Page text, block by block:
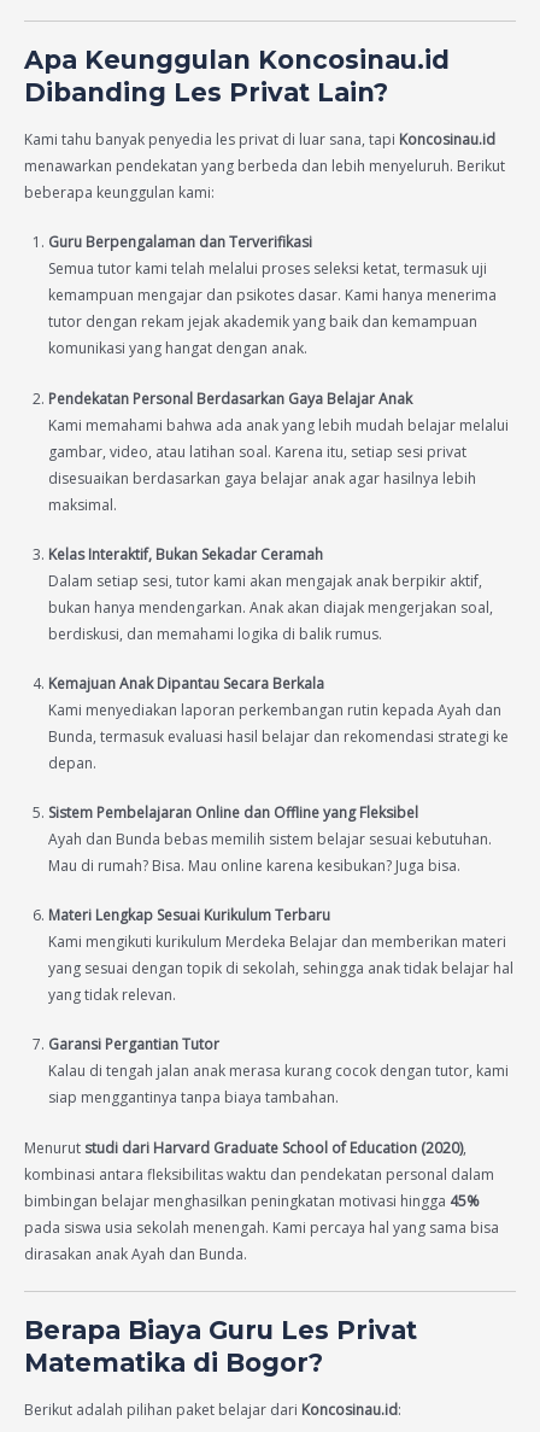
Apa Keunggulan Koncosinau.id
Dibanding Les Privat Lain?
Kami tahu banyak penyedia les privat di luar sana, tapi Koncosinau.id
menawarkan pendekatan yang berbeda dan lebih menyeluruh. Berikut
beberapa keunggulan kami:
Guru Berpengalaman dan Terverifikasi
Semua tutor kami telah melalui proses seleksi ketat, termasuk uji
kemampuan mengajar dan psikotes dasar. Kami hanya menerima
tutor dengan rekam jejak akademik yang baik dan kemampuan
komunikasi yang hangat dengan anak.
Pendekatan Personal Berdasarkan Gaya Belajar Anak
Kami memahami bahwa ada anak yang lebih mudah belajar melalui
gambar, video, atau latihan soal. Karena itu, setiap sesi privat
disesuaikan berdasarkan gaya belajar anak agar hasilnya lebih
maksimal.
Kelas Interaktif, Bukan Sekadar Ceramah
Dalam setiap sesi, tutor kami akan mengajak anak berpikir aktif,
bukan hanya mendengarkan. Anak akan diajak mengerjakan soal,
berdiskusi, dan memahami logika di balik rumus.
Kemajuan Anak Dipantau Secara Berkala
Kami menyediakan laporan perkembangan rutin kepada Ayah dan
Bunda, termasuk evaluasi hasil belajar dan rekomendasi strategi ke
depan.
Sistem Pembelajaran Online dan Offline yang Fleksibel
Ayah dan Bunda bebas memilih sistem belajar sesuai kebutuhan.
Mau di rumah? Bisa. Mau online karena kesibukan? Juga bisa.
Materi Lengkap Sesuai Kurikulum Terbaru
Kami mengikuti kurikulum Merdeka Belajar dan memberikan materi
yang sesuai dengan topik di sekolah, sehingga anak tidak belajar hal
yang tidak relevan.
Garansi Pergantian Tutor
Kalau di tengah jalan anak merasa kurang cocok dengan tutor, kami
siap menggantinya tanpa biaya tambahan.
Menurut studi dari Harvard Graduate School of Education (2020),
kombinasi antara fleksibilitas waktu dan pendekatan personal dalam
bimbingan belajar menghasilkan peningkatan motivasi hingga 45%
pada siswa usia sekolah menengah. Kami percaya hal yang sama bisa
dirasakan anak Ayah dan Bunda.
Berapa Biaya Guru Les Privat
Matematika di Bogor?
Berikut adalah pilihan paket belajar dari Koncosinau.id: